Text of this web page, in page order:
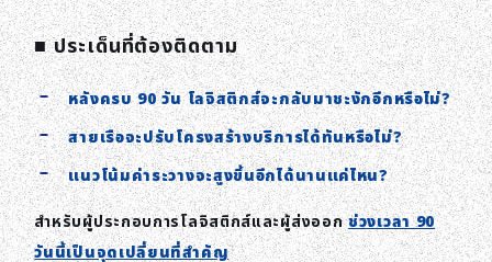
■ ประเด็นที่ต้องติดตาม
หลังครบ 90 วัน โลจิสติกส์จะกลับมาชะงักอีกหรือไม่?
สายเรือจะปรับโครงสร้างบริการได้ทันหรือไม่?
แนวโน้มค่าระวางจะสูงขึ้นอีกได้นานแค่ไหน?
สำหรับผู้ประกอบการโลจิสติกส์และผู้ส่งออกช่วงเวลา 90
วันนี้เป็นจุดเปลี่ยนที่สำคัญ